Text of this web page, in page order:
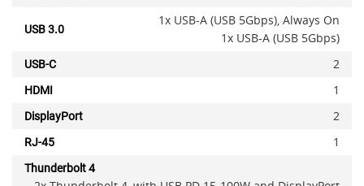
USB 3.0
1x USB-A (USB 5Gbps), Always On
1x USB-A (USB 5Gbps)
USB-C 2
HDMI 1
DisplayPort 2
RJ-45 1
Thunderbolt 4